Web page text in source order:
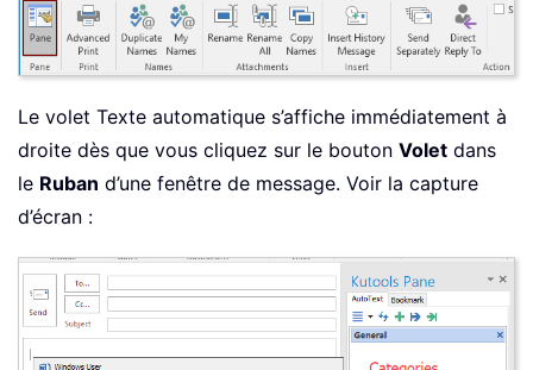
Le volet Texte automatique s’affiche immédiatement à
droite dès que vous cliquez sur le bouton Volet dans
le Ruban d’une fenêtre de message. Voir la capture
d’écran :